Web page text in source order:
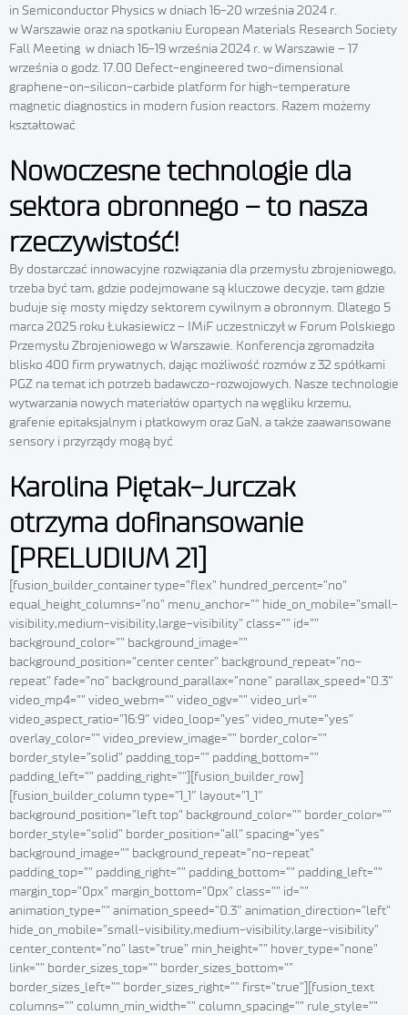
in Semiconductor Physics w dniach 16-20 września 2024 r.
w Warszawie oraz na spotkaniu European Materials Research Society
Fall Meeting w dniach 16-19 września 2024 r. w Warszawie – 17
września o godz. 17.00 Defect-engineered two-dimensional
graphene-on-silicon-carbide platform for high-temperature
magnetic diagnostics in modern fusion reactors. Razem możemy
kształtować
Nowoczesne technologie dla
sektora obronnego – to nasza
rzeczywistość!
By dostarczać innowacyjne rozwiązania dla przemysłu zbrojeniowego,
trzeba być tam, gdzie podejmowane są kluczowe decyzje, tam gdzie
buduje się mosty między sektorem cywilnym a obronnym. Dlatego 5
marca 2025 roku Łukasiewicz – IMiF uczestniczył w Forum Polskiego
Przemysłu Zbrojeniowego w Warszawie. Konferencja zgromadziła
blisko 400 firm prywatnych, dając możliwość rozmów z 32 spółkami
PGZ na temat ich potrzeb badawczo-rozwojowych. Nasze technologie
wytwarzania nowych materiałów opartych na węgliku krzemu,
grafenie epitaksjalnym i płatkowym oraz GaN, a także zaawansowane
sensory i przyrządy mogą być
Karolina Piętak-Jurczak
otrzyma dofinansowanie
[PRELUDIUM 21]
[fusion_builder_container type=”flex” hundred_percent=”no”
equal_height_columns=”no” menu_anchor=”” hide_on_mobile=”small-
visibility,medium-visibility,large-visibility” class=”” id=””
background_color=”” background_image=””
background_position=”center center” background_repeat=”no-
repeat” fade=”no” background_parallax=”none” parallax_speed=”0.3″
video_mp4=”” video_webm=”” video_ogv=”” video_url=””
video_aspect_ratio=”16:9″ video_loop=”yes” video_mute=”yes”
overlay_color=”” video_preview_image=”” border_color=””
border_style=”solid” padding_top=”” padding_bottom=””
padding_left=”” padding_right=””][fusion_builder_row]
[fusion_builder_column type=”1_1″ layout=”1_1″
background_position=”left top” background_color=”” border_color=””
border_style=”solid” border_position=”all” spacing=”yes”
background_image=”” background_repeat=”no-repeat”
padding_top=”” padding_right=”” padding_bottom=”” padding_left=””
margin_top=”0px” margin_bottom=”0px” class=”” id=””
animation_type=”” animation_speed=”0.3″ animation_direction=”left”
hide_on_mobile=”small-visibility,medium-visibility,large-visibility”
center_content=”no” last=”true” min_height=”” hover_type=”none”
link=”” border_sizes_top=”” border_sizes_bottom=””
border_sizes_left=”” border_sizes_right=”” first=”true”][fusion_text
columns=”” column_min_width=”” column_spacing=”” rule_style=””